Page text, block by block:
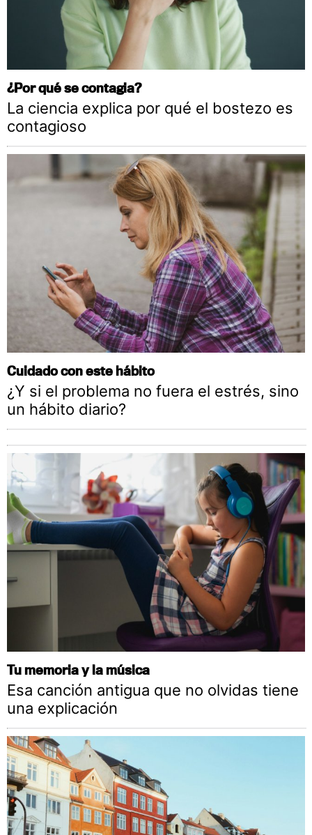
¿Por qué se contagia?
La ciencia explica por qué el bostezo es
contagioso
Cuidado con este hábito
¿Y si el problema no fuera el estrés, sino
un hábito diario?
Tu memoria y la música
Esa canción antigua que no olvidas tiene
una explicación